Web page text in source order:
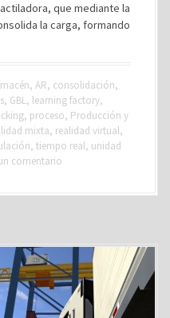
que mediante la
la carga, formando
, AR, consolidación,
, GBL, learning factory,
, proceso, Producción y
mixta, realidad virtual,
, tiempo real, unidad
comentario